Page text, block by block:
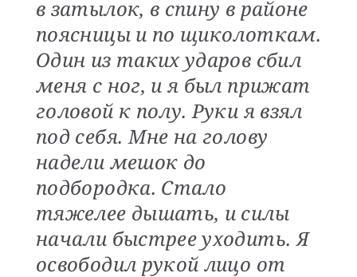
в затылок, в спину в районе
поясницы и по щиколоткам.
Один из таких ударов сбил
меня с ног, и я был прижат
головой к полу. Руки я взял
под себя. Мне на голову
надели мешок до
подбородка. Стало
тяжелее дышать, и силы
начали быстрее уходить. Я
освободил рукой лицо от